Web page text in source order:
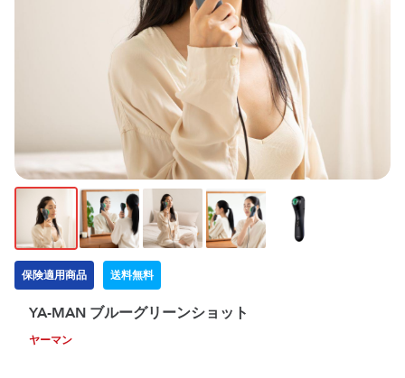
保険適用商品 送料無料
YA-MAN ブルーグリーンショット
ヤーマン